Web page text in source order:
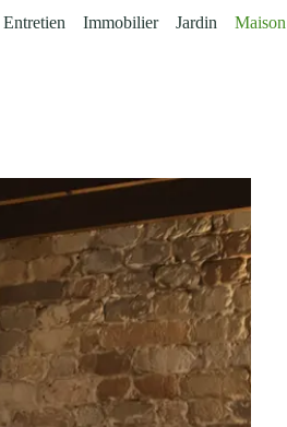
Entretien Immobilier Jardin Maison